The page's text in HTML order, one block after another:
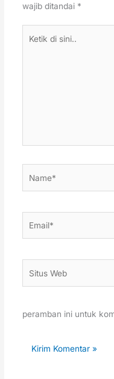
wajib ditandai *
Web
peramban ini untuk